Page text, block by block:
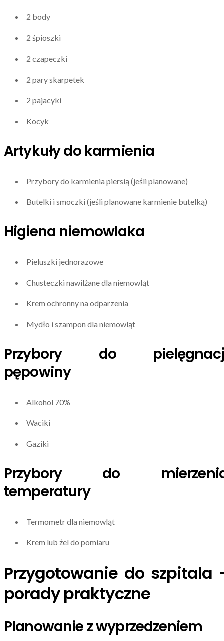
2 body
2 śpioszki
2 czapeczki
2 pary skarpetek
2 pajacyki
Kocyk
Artykuły do karmienia
Przybory do karmienia piersią (jeśli planowane)
Butelki i smoczki (jeśli planowane karmienie butelką)
Higiena niemowlaka
Pieluszki jednorazowe
Chusteczki nawilżane dla niemowląt
Krem ochronny na odparzenia
Mydło i szampon dla niemowląt
Przybory do
pępowiny
Alkohol 70%
Waciki
Gaziki
Przybory do
temperatury
Termometr dla niemowląt
Krem lub żel do pomiaru
Przygotowanie do szpitala
porady praktyczne
Planowanie z wyprzedzeniem